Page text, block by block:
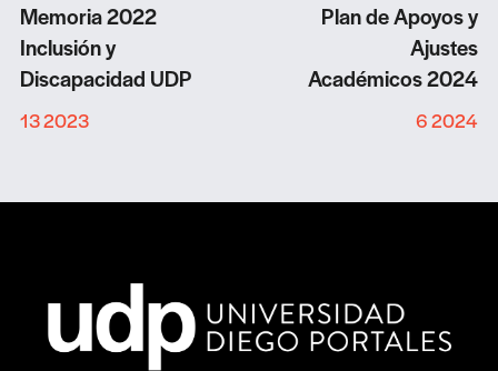
Memoria 2022
Inclusión y
Discapacidad UDP
13 2023
Plan de Apoyos y
Ajustes
Académicos 2024
6 2024